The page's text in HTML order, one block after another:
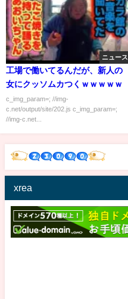
ニュース
工場で働いてるんだが、新人の
女にクッソムカつくｗｗｗｗｗ
c_img_param=; //img-
c.net/output/site/202.js c_img_param=;
//img-c.net...
xrea